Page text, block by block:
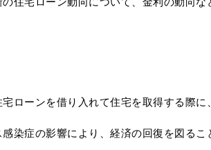
ローンを借り入れて住宅を取得する際
染症の影響により、経済の回復を図る